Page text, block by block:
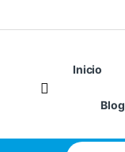
Open
Inicio
Blog
Buscar: